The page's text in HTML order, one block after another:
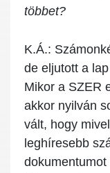
többet?
K.Á.:
de eljutott a
Mikor a SZER
akkor nyilván
vált, hogy
leghíresebb